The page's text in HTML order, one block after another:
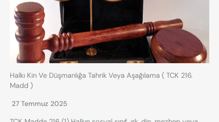
Halkı Kin Ve Düşmanlığa Tahrik Veya Aşağılama ( TCK 216.
Madd )
27 Temmuz 2025